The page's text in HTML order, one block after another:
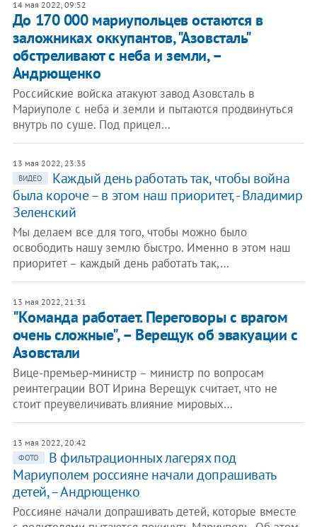
14 мая 2022, 09:52
До 170 000 мариупольцев остаются в
заложниках оккупантов, "Азовсталь"
обстреливают с неба и земли, –
Андрющенко
Российские войска атакуют завод Азовсталь в
Мариуполе с неба и земли и пытаются продвинуться
внутрь по суше. Под прицел…
13 мая 2022, 23:35
ВИДЕО
Каждый день работать так, чтобы война
была короче – в этом наш приоритет, - Владимир
Зеленский
Мы делаем все для того, чтобы можно было
освободить нашу землю быстро. Именно в этом наш
приоритет – каждый день работать так,…
13 мая 2022, 21:31
"Команда работает. Переговоры с врагом
очень сложные", – Верещук об эвакуации с
Азовстали
Вице-премьер-министр – министр по вопросам
реинтеграции ВОТ Ирина Верещук считает, что не
стоит преувеличивать влияние мировых…
13 мая 2022, 20:42
ФОТО
В фильтрационных лагерях под
Мариуполем россияне начали допрашивать
детей, – Андрющенко
Россияне начали допрашивать детей, которые вместе